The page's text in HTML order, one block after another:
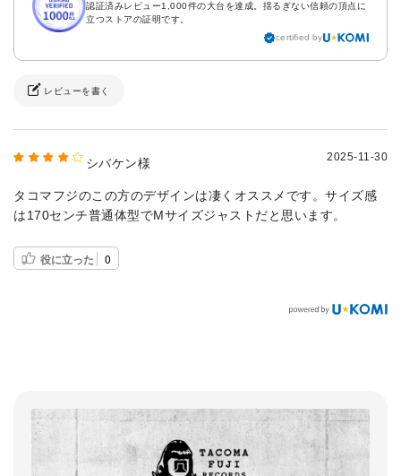
認証済みレビュー1,000件の大台を達成。揺るぎない信頼の頂点に
立つストアの証明です。
certified by
レビューを書く
シバケン様 2025-11-30
タコマフジのこの方のデザインは凄くオススメです。サイズ感
は170センチ普通体型でMサイズジャストだと思います。
役に立った 0